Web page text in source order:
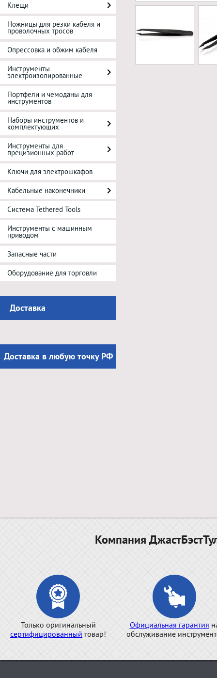
Клещи
Ножницы для резки кабеля и
проволочных тросов
Опрессовка и обжим кабеля
Инструменты
электроизолированные
Портфели и чемоданы для
инструментов
Наборы инструментов и
комплектующих
Инструменты для
прецизионных работ
Ключи для электрошкафов
Кабельные наконечники
Система Tethered Tools
Инструменты с машинным
приводом
Запасные части
Оборудование для торговли
Доставка
Доставка в любую точку РФ
Компания
Только оригинальный
сертифицированный товар!
Официальная гарантия
обслуживание